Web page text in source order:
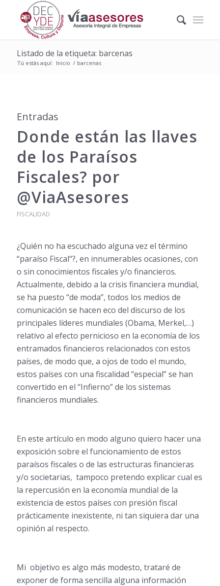
Listado de la etiqueta: barcenas
Tú estás aquí: Inicio / barcenas
Entradas
Donde están las llaves
de los Paraísos
Fiscales? por
@ViaAsesores
FISCALIDAD
¿Quién no ha escuchado alguna vez el término
“paraíso Fiscal“?, en innumerables ocasiones, con
o sin conocimientos fiscales y/o financieros.
Actualmente, debido a la crisis financiera mundial,
se ha puesto “de moda”, todos los medios de
comunicación se hacen eco del discurso de los
principales líderes mundiales (Obama, Merkel,…)
relativo al efecto pernicioso en la economía de los
entramados financieros relacionados con estos
países, de modo que, a ojos de todo el mundo,
estos países con una fiscalidad “especial” se han
convertido en el “Infierno” de los sistemas
financieros mundiales.
En este artículo en modo alguno quiero hacer una
exposición sobre el funcionamiento de estos
paraísos fiscales o de las estructuras financieras
y/o societarias, tampoco pretendo explicar cual es
la repercusión en la economía mundial de la
existencia de estos países con presión fiscal
prácticamente inexistente, ni tan siquiera dar una
opinión al respecto.
Mi objetivo es algo más modesto, trataré de
exponer de forma sencilla alguna información